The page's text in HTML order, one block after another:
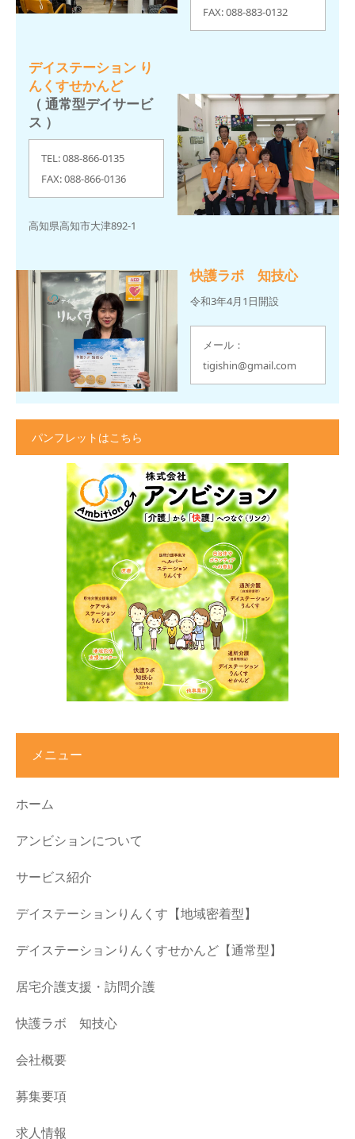
FAX: 088-883-0132
デイステーション り
んくすせかんど
（ 通常型デイサービ
ス ）
TEL: 088-866-0135
FAX: 088-866-0136
高知県高知市大津892-1
快護ラボ 知技心
令和3年4月1日開設
メール：
tigishin@gmail.com
パンフレットはこちら
メニュー
ホーム
アンビションについて
サービス紹介
デイステーションりんくす【地域密着型】
デイステーションりんくすせかんど【通常型】
居宅介護支援・訪問介護
快護ラボ 知技心
会社概要
募集要項
求人情報